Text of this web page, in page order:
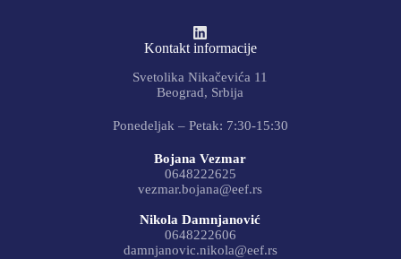
Kontakt informacije
Svetolika Nikačevića 11
Beograd, Srbija
Ponedeljak – Petak: 7:30-15:30
Bojana Vezmar
0648222625
vezmar.bojana@eef.rs
Nikola Damnjanović
0648222606
damnjanovic.nikola@eef.rs